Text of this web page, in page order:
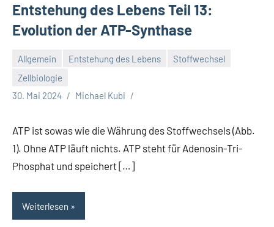
Entstehung des Lebens Teil 13:
Evolution der ATP-Synthase
Allgemein Entstehung des Lebens
Stoffwechsel
Zellbiologie
30. Mai 2024
Michael Kubi
ATP ist sowas wie die Währung des Stoffwechsels (Abb.
1). Ohne ATP läuft nichts. ATP steht für Adenosin-Tri-
Phosphat und speichert […]
Weiterlesen